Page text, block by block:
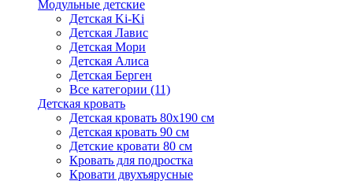
Модульные детские
Детская Ki-Ki
Детская Лавис
Детская Мори
Детская Алиса
Детская Берген
Все категории (11)
Детская кровать
Детская кровать 80х190 см
Детская кровать 90 см
Детские кровати 80 см
Кровать для подростка
Кровати двухъярусные